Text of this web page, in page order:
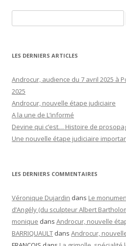
LES DERNIERS ARTICLES
Androcur, audience du 7 avril 2025 à
2025
Androcur, nouvelle étape judiciaire
A la une de L’informé
Devine qui c’est… Histoire de
Une nouvelle étape judiciaire
LES DERNIERS COMMENTAIRES
Véronique Dujardin dans Le
d’Angély (du sculpteur Albert
monique dans Androcur, nouvelle
BARRIQUAULT dans Androcur,